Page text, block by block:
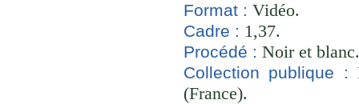
Format : Vidéo.
Cadre : 1,37.
Procédé : Noir et
Collection publique :
(France).